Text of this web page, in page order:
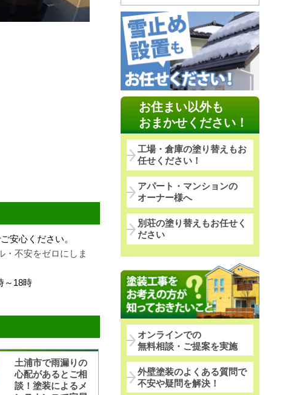
安心ください。
・不安をゼロにしま
～18時
土浦市で雨漏りの
心配があるとご相
談！塗装によるメ
お住まい以外も
おまかせください！
工場・倉庫の塗り替えもお
任せください！
アパート・マンションの
オーナー様へ
別荘の塗り替えもお任せく
ださい
オンラインでの
無料相談・ご提案を実施
外壁塗装のよくある質問で
不安や疑問を解決！